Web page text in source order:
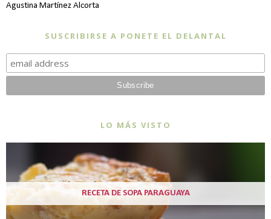
Agustina Martínez Alcorta
SUSCRIBIRSE A PONETE EL DELANTAL
LO MÁS VISTO
RECETA DE SOPA PARAGUAYA